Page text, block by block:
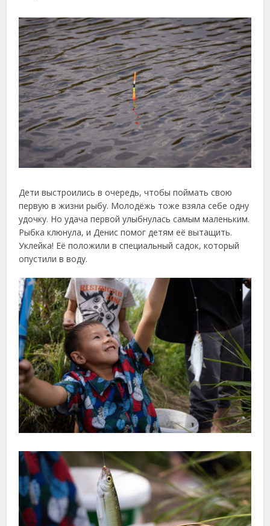
Дети выстроились в очередь, чтобы поймать свою
первую в жизни рыбу. Молодёжь тоже взяла себе одну
удочку. Но удача первой улыбнулась самым маленьким.
Рыбка клюнула, и Денис помог детям её вытащить.
Уклейка! Её положили в специальный садок, который
опустили в воду.